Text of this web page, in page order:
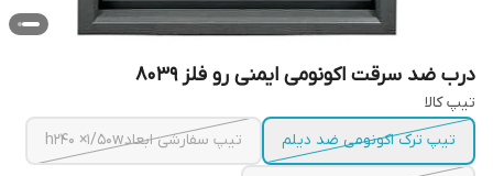
درب ضد سرقت اکونومی ایمنی رو فلز ۸۰۳۹
تیپ کالا
تیپ ترک اکونومی ضد دیلم
تیپ سفارشی ابعادh۲۴۰ ×۱/۵۰w